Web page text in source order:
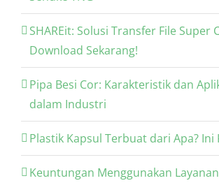
SHAREit: Solusi Transfer File Super
Download Sekarang!
Pipa Besi Cor: Karakteristik dan
dalam Industri
Plastik Kapsul Terbuat dari Apa?
Keuntungan Menggunakan Layanan